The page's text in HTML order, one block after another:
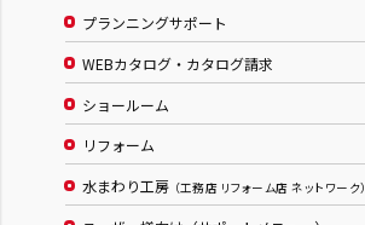
プランニングサポート
WEBカタログ・カタログ請求
ショールーム
リフォーム
水まわり工房 （工務店 リフォーム店 ネットワーク）